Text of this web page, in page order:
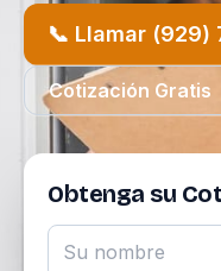
📞 Llamar (929)
Cotización Gratis
Obtenga su